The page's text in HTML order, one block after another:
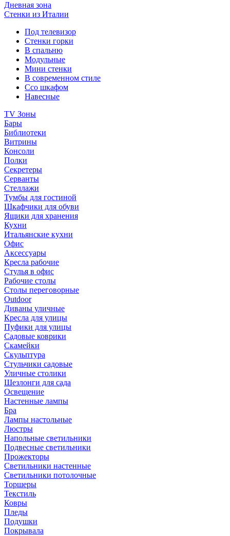
Дневная зона
Стенки из Италии
Под телевизор
Стенки горки
В спальню
Модульные
Мини стенки
В современном стиле
Ссо шкафом
Навесные
TV Зоны
Бары
Библиотеки
Витрины
Консоли
Полки
Секретеры
Серванты
Стеллажи
Тумбы для гостиной
Шкафчики для обуви
Ящики для хранения
Кухни
Итальянские кухни
Офис
Аксессуары
Кресла рабочие
Стулья в офис
Рабочие столы
Столы переговорные
Outdoor
Диваны уличные
Кресла для улицы
Пуфики для улицы
Садовые коврики
Скамейки
Скульптура
Стульчики садовые
Уличные столики
Шезлонги для сада
Освещение
Hастенные лампы
Бра
Лампы настольные
Люстры
Напольные светильники
Подвесные светильники
Прожекторы
Светильники настенные
Светильники потолочные
Торшеры
Текстиль
Ковры
Пледы
Подушки
Покрывала